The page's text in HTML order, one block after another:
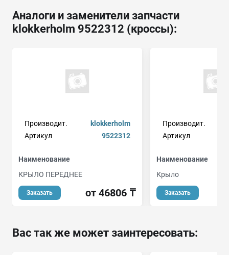
Аналоги и заменители запчасти
klokkerholm 9522312 (кроссы):
Производит.
klokkerholm
Артикул
9522312
Наименование
КРЫЛО ПЕРЕДНЕЕ
Заказать от 46806 ₸
Производит.
Артикул
Наименование
Крыло
Заказать
Вас так же может заинтересовать: